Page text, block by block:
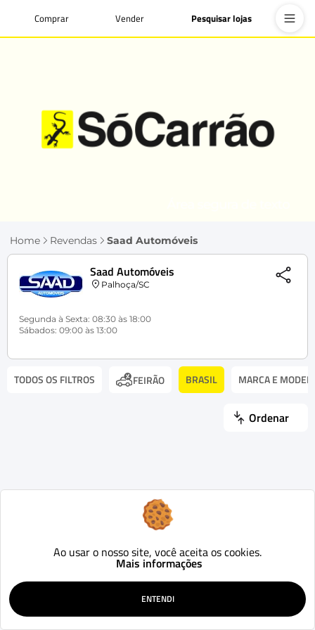
Comprar Vender Pesquisar lojas
Home Revendas Saad Automóveis
Saad Automóveis
Palhoça/SC
Segunda à Sexta: 08:30 às 18:00
Sábados: 09:00 às 13:00
TODOS OS FILTROS FEIRÃO BRASIL MARCA E
Ordenar
Ao usar o nosso site, você aceita os cookies.
Mais informações
ENTENDI